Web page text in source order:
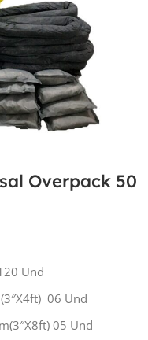
Overpack 50
Und
06 Und
05 Und